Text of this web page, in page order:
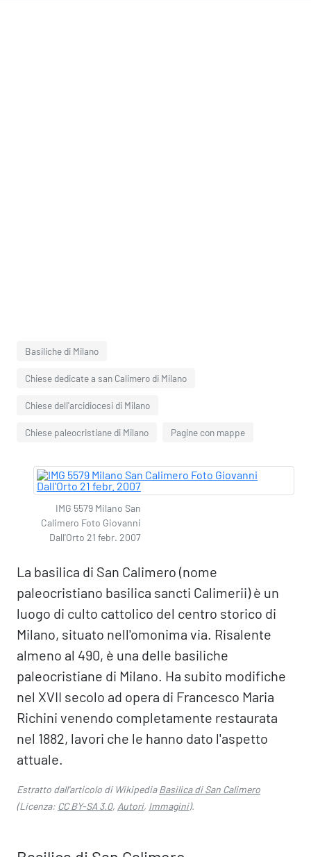
Basiliche di Milano
Chiese dedicate a san Calimero di Milano
Chiese dell'arcidiocesi di Milano
Chiese paleocristiane di Milano Pagine con mappe
IMG 5579 Milano San
Calimero Foto Giovanni
Dall'Orto 21 febr. 2007
La basilica di San Calimero (nome
paleocristiano basilica sancti Calimerii) è un
luogo di culto cattolico del centro storico di
Milano, situato nell'omonima via. Risalente
almeno al 490, è una delle basiliche
paleocristiane di Milano. Ha subito modifiche
nel XVII secolo ad opera di Francesco Maria
Richini venendo completamente restaurata
nel 1882, lavori che le hanno dato l'aspetto
attuale.
Estratto dall'articolo di WikipediaBasilica di San Calimero
(Licenza: CC BY-SA 3.0, Autori, Immagini).